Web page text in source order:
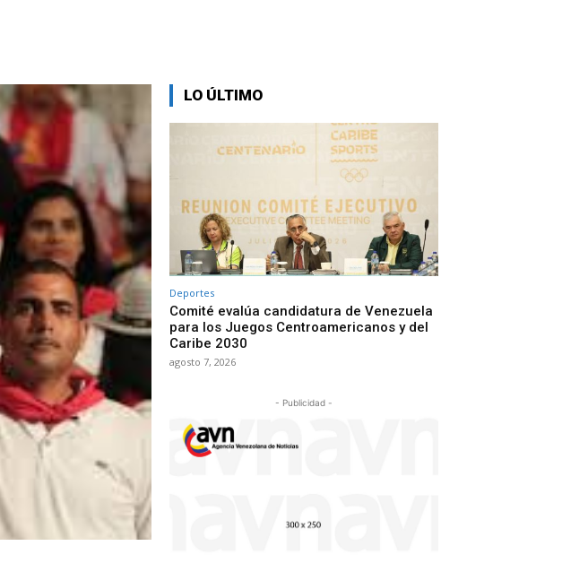
LO ÚLTIMO
Deportes
Comité evalúa candidatura de Venezuela
para los Juegos Centroamericanos y del
Caribe 2030
agosto 7, 2026
- Publicidad -